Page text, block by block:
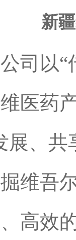
新
以“传
医药
展、共
维吾
高效